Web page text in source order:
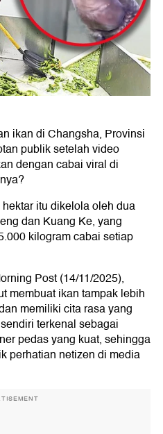
ikan di Changsha, Provinsi
publik setelah video
dengan cabai viral di
itu dikelola oleh dua
dan Kuang Ke, yang
kilogram cabai setiap
Post (14/11/2025),
membuat ikan tampak lebih
memiliki cita rasa yang
terkenal sebagai
pedas yang kuat, sehingga
perhatian netizen di media